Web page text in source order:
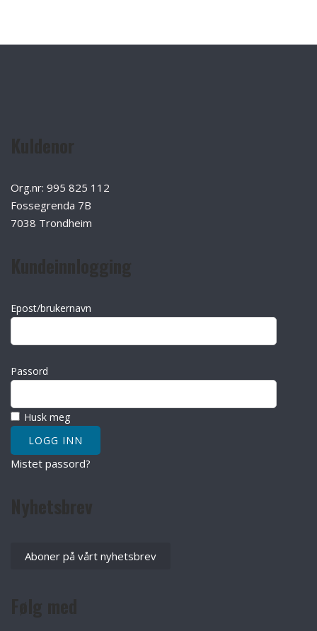
Org.nr: 995 825 112
Fossegrenda 7B
7038 Trondheim
Epost/brukernavn
Passord
Husk meg
Mistet passord?
Aboner på vårt nyhetsbrev